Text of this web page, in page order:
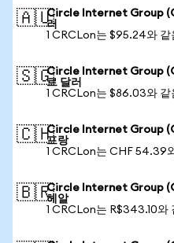
🇦🇺Circle Internet Group
러
1 CRCLon는 $95.24와 같
🇸🇬Circle Internet Group
르 달러
1 CRCLon는 $86.03와 같
🇨🇭Circle Internet Group
프랑
1 CRCLon는 CHF 54.39
🇧🇷Circle Internet Group
헤알
1 CRCLon는 R$343.10와